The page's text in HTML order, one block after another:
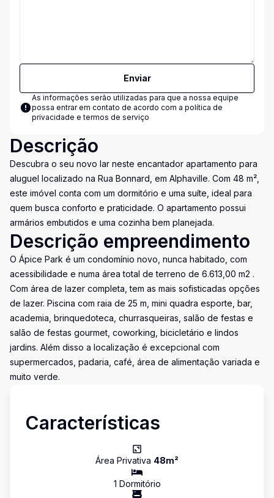
Enviar
As informações serão utilizadas para que a nossa equipe
possa entrar em contato de acordo com a política de
privacidade e termos de serviço
Descrição
Descubra o seu novo lar neste encantador apartamento para
aluguel localizado na Rua Bonnard, em Alphaville. Com 48 m²,
este imóvel conta com um dormitório e uma suíte, ideal para
quem busca conforto e praticidade. O apartamento possui
armários embutidos e uma cozinha bem planejada.
Descrição empreendimento
O Ápice Park é um condomínio novo, nunca habitado, com
acessibilidade e numa área total de terreno de 6.613,00 m2 .
Com área de lazer completa, tem as mais sofisticadas opções
de lazer. Piscina com raia de 25 m, mini quadra esporte, bar,
academia, brinquedoteca, churrasqueiras, salão de festas e
salão de festas gourmet, coworking, bicicletário e lindos
jardins. Além disso a localização é excepcional com
supermercados, padaria, café, área de alimentação variada e
muito verde.
Características
Área Privativa 48m²
1 Dormitório